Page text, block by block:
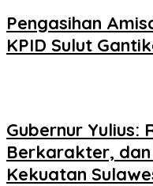
Pengasihan
KPID Sulut
Gubernur Yulius:
Berkarakter,
Kekuatan